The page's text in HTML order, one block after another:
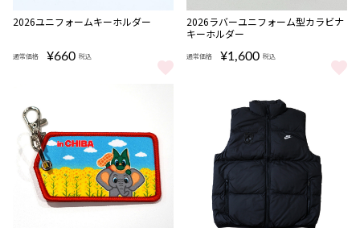
2026ユニフォームキーホルダー
通常価格 ¥660 税込
2026ユニフォームキーホルダー をもっと見る
2026ラバーユニフォーム型カラビナ
キーホルダー
通常価格 ¥1,600 税込
2026ラバーユニフォーム型カラ